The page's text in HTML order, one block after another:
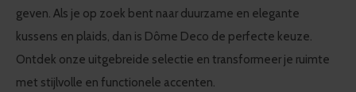
geven. Als je op zoek bent naar duurzame en elegante
kussens en plaids, dan is Dôme Deco de perfecte keuze.
Ontdek onze uitgebreide selectie en transformeer je ruimte
met stijlvolle en functionele accenten.